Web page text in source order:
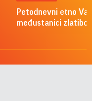
Petodnevni etno
međustanici